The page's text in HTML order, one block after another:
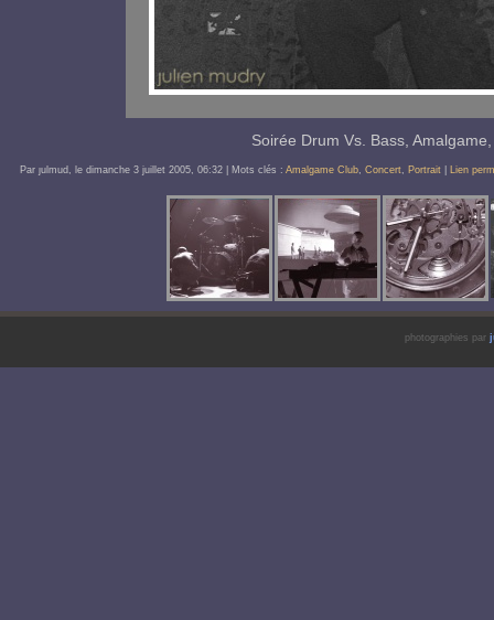
Soirée Drum Vs. Bass,
Par ȷulmud, ledimanche 3 juillet 2005, 06:32 | Mots clés :Amalgame Club,Concert, Portrait Lien
photographies par